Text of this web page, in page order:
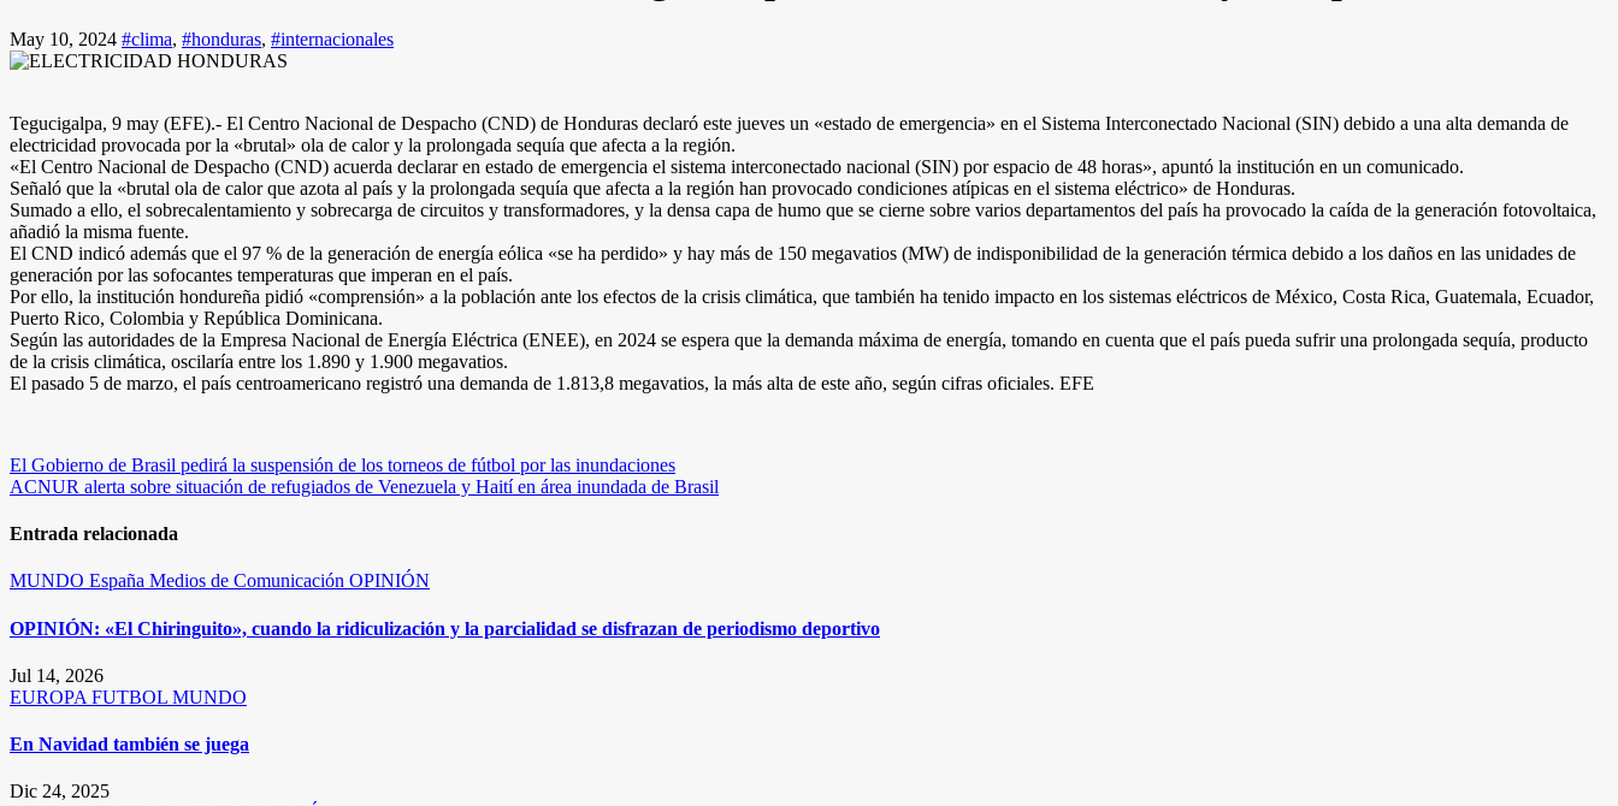
May 10, 2024 #clima, #honduras, #internacionales
Tegucigalpa, 9 may (EFE).- El Centro Nacional de Despacho (CND) de Honduras declaró este jueves un «estado de emergencia» en el Sistema Interconectado Nacional (SIN) debido a una alta demanda de
electricidad provocada por la «brutal» ola de calor y la prolongada sequía que afecta a la región.
«El Centro Nacional de Despacho (CND) acuerda declarar en estado de emergencia el sistema interconectado nacional (SIN) por espacio de 48 horas», apuntó la institución en un comunicado.
Señaló que la «brutal ola de calor que azota al país y la prolongada sequía que afecta a la región han provocado condiciones atípicas en el sistema eléctrico» de Honduras.
Sumado a ello, el sobrecalentamiento y sobrecarga de circuitos y transformadores, y la densa capa de humo que se cierne sobre varios departamentos del país ha provocado la caída de la generación fotovoltaica,
añadió la misma fuente.
El CND indicó además que el 97 % de la generación de energía eólica «se ha perdido» y hay más de 150 megavatios (MW) de indisponibilidad de la generación térmica debido a los daños en las unidades de
generación por las sofocantes temperaturas que imperan en el país.
Por ello, la institución hondureña pidió «comprensión» a la población ante los efectos de la crisis climática, que también ha tenido impacto en los sistemas eléctricos de México, Costa Rica, Guatemala, Ecuador,
Puerto Rico, Colombia y República Dominicana.
Según las autoridades de la Empresa Nacional de Energía Eléctrica (ENEE), en 2024 se espera que la demanda máxima de energía, tomando en cuenta que el país pueda sufrir una prolongada sequía, producto
de la crisis climática, oscilaría entre los 1.890 y 1.900 megavatios.
El pasado 5 de marzo, el país centroamericano registró una demanda de 1.813,8 megavatios, la más alta de este año, según cifras oficiales. EFE
Navegación
de
entradas
El Gobierno de Brasil pedirá la suspensión de los torneos de fútbol por las inundaciones
ACNUR alerta sobre situación de refugiados de Venezuela y Haití en área inundada de Brasil
Entrada relacionada
MUNDO España Medios de Comunicación OPINIÓN
OPINIÓN: «El Chiringuito», cuando la ridiculización y la parcialidad se disfrazan de periodismo deportivo
Jul 14, 2026
EUROPA FUTBOL MUNDO
En Navidad también se juega
Dic 24, 2025